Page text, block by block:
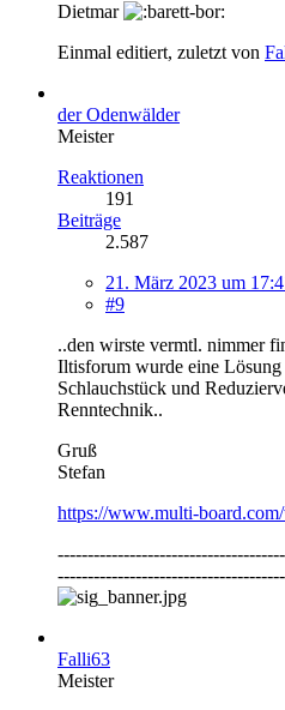
Dietmar
Einmal editiert, zuletzt von
der Odenwälder
Meister
Reaktionen
191
Beiträge
2.587
21. März 2023 um
#9
..den wirste vermtl. nimmer
Iltisforum wurde eine
Schlauchstück und
Renntechnik..
Gruß
Stefan
https://www.multi-
Falli63
Meister